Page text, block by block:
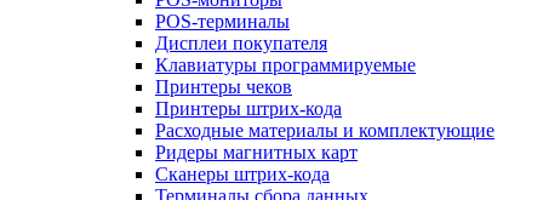
POS-терминалы
Дисплеи покупателя
Клавиатуры программируемые
Принтеры чеков
Принтеры штрих-кода
Расходные материалы и комплектующие
Ридеры магнитных карт
Сканеры штрих-кода
Терминалы сбора данных